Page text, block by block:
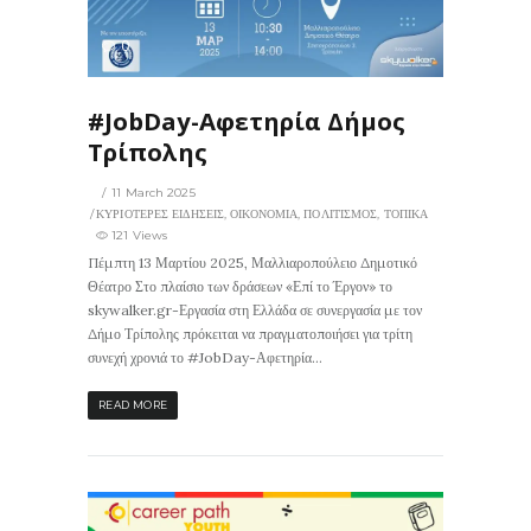
0
#JobDay-Αφετηρία Δήμος
Τρίπολης
11 March 2025
ΚΥΡΙΟΤΕΡΕΣ ΕΙΔΗΣΕΙΣ,ΟΙΚΟΝΟΜΙΑ,ΠΟΛΙΤΙΣΜΟΣ, ΤΟΠΙΚΑ
121 Views
Πέμπτη 13 Μαρτίου 2025, Μαλλιαροπούλειο Δημοτικό
Θέατρο Στο πλαίσιο των δράσεων «Επί το Έργον» το
skywalker.gr-Εργασία στη Ελλάδα σε συνεργασία με τον
Δήμο Τρίπολης πρόκειται να πραγματοποιήσει για τρίτη
συνεχή χρονιά το #JobDay-Αφετηρία...
READ MORE